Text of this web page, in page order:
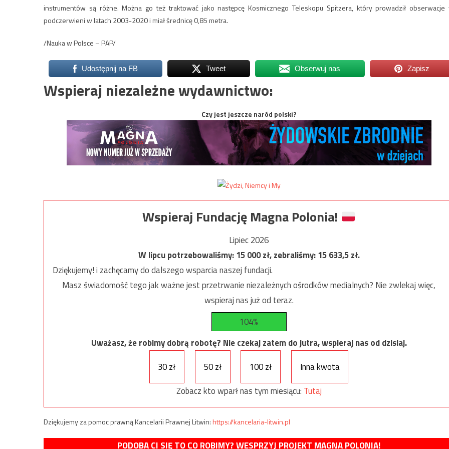
instrumentów są różne. Można go też traktować jako następcę Kosmicznego Teleskopu Spitzera, który prowadził obserwacje
podczerwieni w latach 2003-2020 i miał średnicę 0,85 metra.
/Nauka w Polsce – PAP/
Udostępnij na FB Tweet Obserwuj nas Zapisz
Wspieraj niezależne wydawnictwo:
Czy jest jeszcze naród polski?
Wspieraj Fundację Magna Polonia!
Lipiec 2026
W lipcu potrzebowaliśmy:15 000zł, zebraliśmy:15 633,5zł.
Dziękujemy! i zachęcamy do dalszego wsparcia naszej fundacji.
Masz świadomość tego jak ważne jest przetrwanie niezależnych ośrodków medialnych? Nie zwlekaj więc,
wspieraj nas już od teraz.
104%
Uważasz, że robimy dobrą robotę? Nie czekaj zatem do jutra, wspieraj nas od dzisiaj.
30 zł
50 zł 100 zł
Inna kwota
Zobacz kto wparł nas tym miesiącu: Tutaj
Dziękujemy za pomoc prawną Kancelarii Prawnej Litwin:https://kancelaria-litwin.pl
PODOBA CI SIĘ TO CO ROBIMY? WESPRZYJ PROJEKT MAGNA POLONIA!